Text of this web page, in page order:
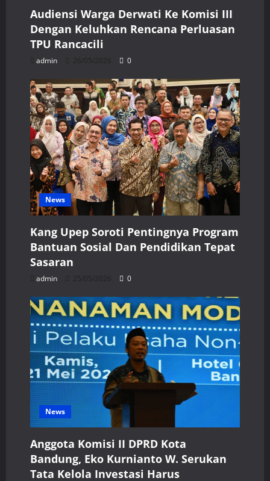
Audiensi Warga Derwati Ke Komisi III
Dengan Keluhkan Rencana Perluasan
TPU Rancacili
admin 26/05/2026 0
News
Kang Upep Soroti Pentingnya Program
Bantuan Sosial Dan Pendidikan Tepat
Sasaran
admin 25/05/2026 0
News
Anggota Komisi II DPRD Kota
Bandung, Eko Kurnianto W. Serukan
Tata Kelola Investasi Harus